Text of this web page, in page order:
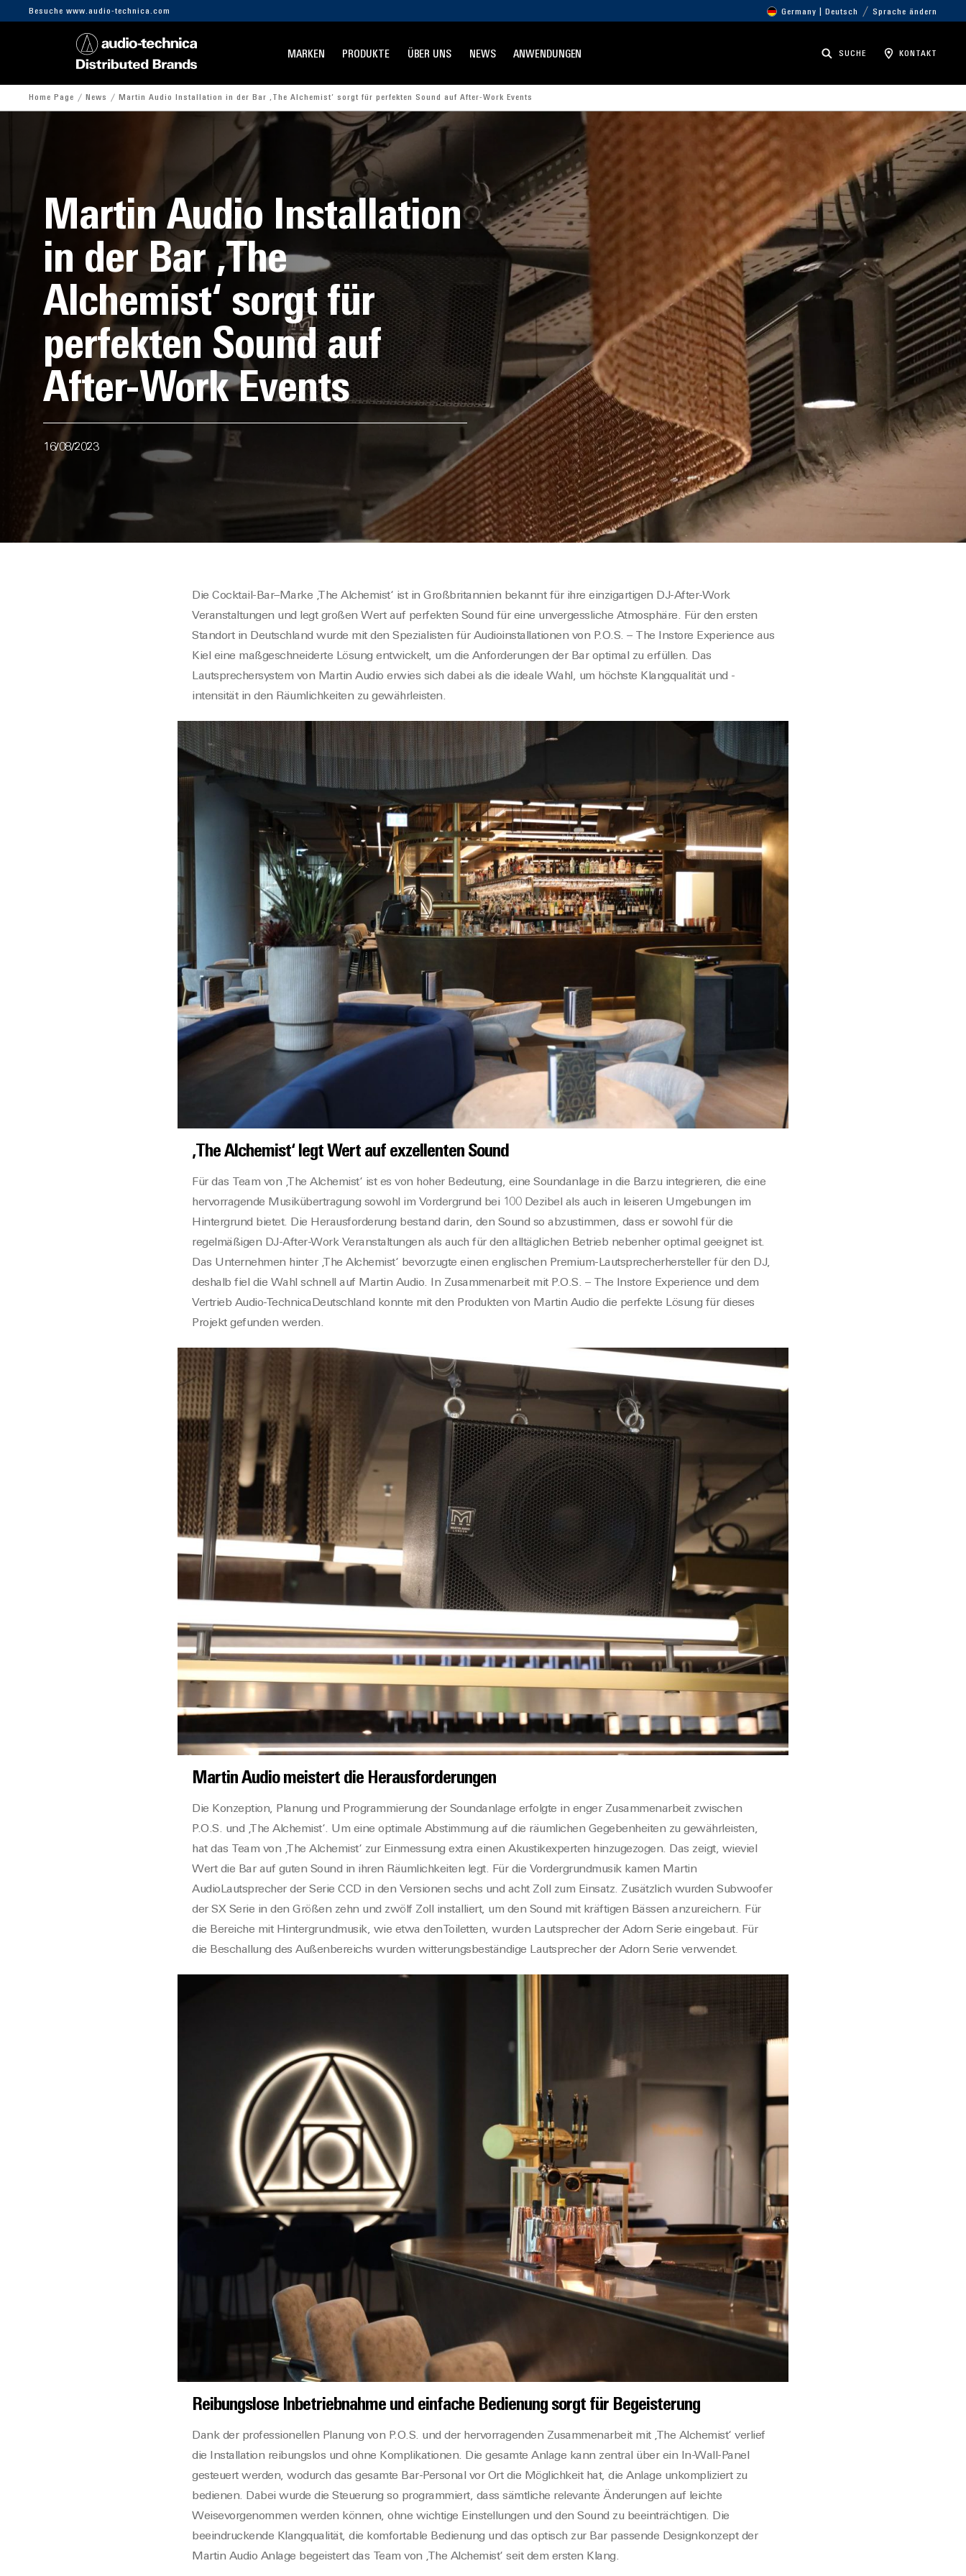
Besuche www.audio-technica.com Germany | Deutsch Sprache ändern
MARKEN PRODUKTE ÜBER UNS NEWS ANWENDUNGEN SUCHE KONTAKT
Home Page News Martin Audio Installation in der Bar ‚The Alchemist‘ sorgt für perfekten Sound auf After-Work Events
Martin Audio Installation
in der Bar ‚The
Alchemist‘ sorgt für
perfekten Sound auf
After-Work Events
16/08/2023
Die Cocktail- Bar–Marke The Alchemist‘ istin Großbritannien bekannt für ihre einzigartigen DJ-After-Work
Veranstaltungen und legt großen Wert auf perfekten Sound für eine unvergessliche Atmosphäre. Für den ersten
Standort in Deutschland wurde mit den Spezialisten für Audioinstallationen von P.O.S. – The Instore Experience aus
Kiel eine maßgeschneiderte Lösung entwickelt, um die Anforderungen der Bar optimal zu erfüllen. Das
Lautsprechersystem von Martin Audio erwies sich dabei als die ideale Wahl, um höchste Klangqualität und -
intensität in den Räumlichkeiten zu gewährleisten.
‚The Alchemist‘ legt Wert auf exzellenten Sound
Für das Team von ‚The Alchemist‘ ist es von hoher Bedeutung, eine Soundanlage in die Barzu integrieren, die eine
hervorragende Musikübertragung sowohl im Vordergrund bei 100 Dezibel als auch in leiseren Umgebungen im
Hintergrund bietet. Die Herausforderung bestand darin, den Sound so abzustimmen, dass er sowohl für die
regelmäßigen DJ-After-Work Veranstaltungen als auch für den alltäglichen Betrieb nebenher optimal geeignet ist.
Das Unternehmen hinter ‚The Alchemist‘ bevorzugte einen englischen Premium-Lautsprecherhersteller für den DJ,
deshalb fiel die Wahl schnell auf Martin Audio. In Zusammenarbeit mit P.O.S. – The Instore Experience und dem
Vertrieb Audio-TechnicaDeutschland konnte mit den Produkten von Martin Audio die perfekte Lösung für dieses
Projekt gefunden werden.
Martin Audio meistert die Herausforderungen
Die Konzeption, Planung und Programmierung der Soundanlage erfolgte in enger Zusammenarbeit zwischen
P.O.S. und ‚The Alchemist‘. Um eine optimale Abstimmung auf die räumlichen Gegebenheiten zu gewährleisten,
hat das Team von ‚The Alchemist‘ zur Einmessung extra einen Akustikexperten hinzugezogen. Das zeigt, wieviel
Wert die Bar auf guten Sound in ihren Räumlichkeiten legt. Für die Vordergrundmusik kamen Martin
AudioLautsprecher der Serie CCD in den Versionen sechs und acht Zoll zum Einsatz. Zusätzlich wurden Subwoofer
der SX Serie in den Größen zehn und zwölf Zoll installiert, um den Sound mit kräftigen Bässen anzureichern. Für
die Bereiche mit Hintergrundmusik, wie etwa denToiletten, wurden Lautsprecher der Adorn Serie eingebaut. Für
die Beschallung des Außenbereichs wurden witterungsbeständige Lautsprecher der Adorn Serie verwendet.
Reibungslose Inbetriebnahme und einfache Bedienung sorgt für Begeisterung
Dank der professionellen Planung von P.O.S. und der hervorragenden Zusammenarbeit mit ‚The Alchemist‘ verlief
die Installation reibungslos und ohne Komplikationen. Die gesamte Anlage kann zentral über ein In-Wall-Panel
gesteuert werden, wodurch das gesamte Bar-Personal vor Ort die Möglichkeit hat, die Anlage unkompliziert zu
bedienen. Dabei wurde die Steuerung so programmiert, dass sämtliche relevante Änderungen auf leichte
Weisevorgenommen werden können, ohne wichtige Einstellungen und den Sound zu beeinträchtigen. Die
beeindruckende Klangqualität, die komfortable Bedienung und das optisch zur Bar passende Designkonzept der
Martin Audio Anlage begeistert das Team von ‚The Alchemist‘ seit dem ersten Klang.